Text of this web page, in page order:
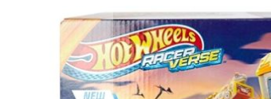
de
imágenes